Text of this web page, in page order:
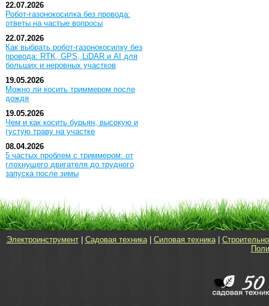
22.07.2026
Робот-газонокосилка без провода:
ответы на частые вопросы
22.07.2026
Как выбрать робот-газонокосилку без
провода: RTK, GPS, LiDAR и AI для
больших и неровных участков
19.05.2026
Можно ли косить триммером после
дождя
19.05.2026
Чем и как косить бурьян, высокую и
густую траву на участке
08.04.2026
5 частых проблем с триммером: от
глохнущего двигателя до трудного
запуска после зимы
Электроинструмент| Садовая техника| Силовая техника|